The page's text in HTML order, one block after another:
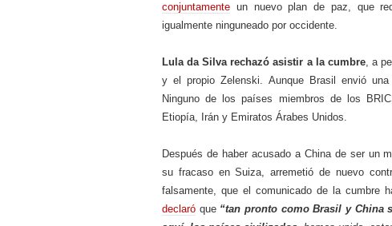
conjuntamente un nuevo plan de paz, que
igualmente ninguneado por occidente.
Lula da Silva rechazó asistir a la cumbre, a
y el propio Zelenski. Aunque Brasil envió
Ninguno de los países miembros de los
Etiopía, Irán y Emiratos Árabes Unidos.
Después de haber acusado a China de ser un
su fracaso en Suiza, arremetió de nuevo
falsamente, que el comunicado de la cumbre
declaró que “tan pronto como Brasil y China